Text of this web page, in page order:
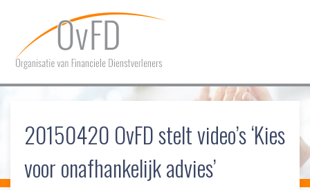
HOME
OVER OVFD
LIDMAATSCHAP
20150420 OvFD stelt video’s ‘Kies
voor onafhankelijk advies’